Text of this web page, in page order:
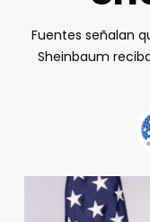
Fuentes señalan
Sheinbaum